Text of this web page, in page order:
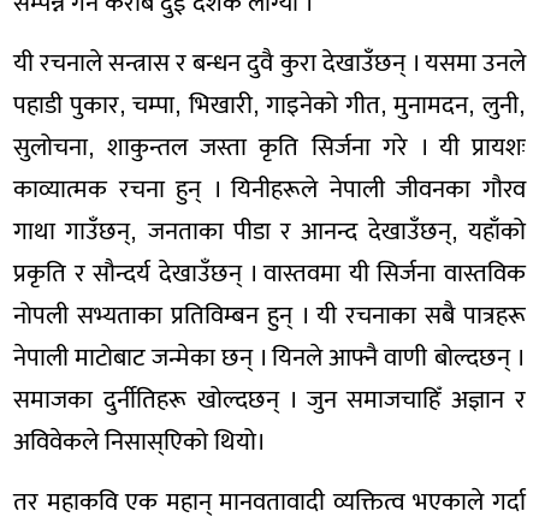
यी रचनाले सन्त्रास र बन्धन दुवै कुरा देखाउँछन् । यसमा उनले
पहाडी पुकार, चम्पा, भिखारी, गाइनेको गीत, मुनामदन, लुनी,
सुलोचना, शाकुन्तल जस्ता कृति सिर्जना गरे । यी प्रायशः
काव्यात्मक रचना हुन् । यिनीहरूले नेपाली जीवनका गौरव
गाथा गाउँछन्, जनताका पीडा र आनन्द देखाउँछन्, यहाँको
प्रकृति र सौन्दर्य देखाउँछन् । वास्तवमा यी सिर्जना वास्तविक
नोपली सभ्यताका प्रतिविम्बन हुन् । यी रचनाका सबै पात्रहरू
नेपाली माटोबाट जन्मेका छन् । यिनले आफ्नै वाणी बोल्दछन् ।
समाजका दुर्नीतिहरू खोल्दछन् । जुन समाजचाहिँ अज्ञान र
अविवेकले निसास्एिको थियो।
तर महाकवि एक महान् मानवतावादी व्यक्तित्व भएकाले गर्दा